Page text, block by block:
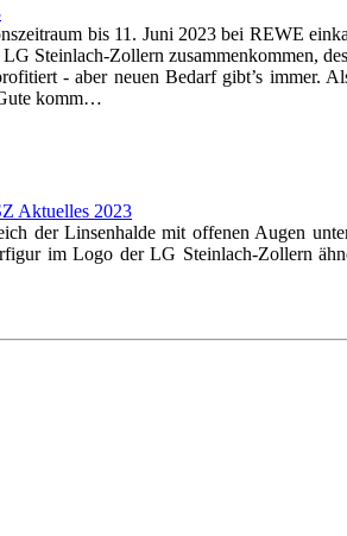
bis 11. Juni 2023 bei REWE
LG Steinlach-Zollern zusammenkommen,
- aber neuen Bedarf gibt’s immer.
komm…
Aktuelles 2023
der Linsenhalde mit offenen Augen
im Logo der LG Steinlach-Zollern